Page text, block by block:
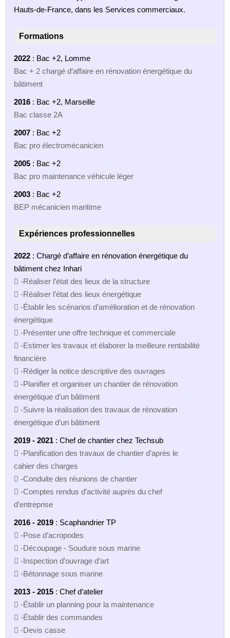
Hauts-de-France, dans les Services commerciaux.
Formations
2022 : Bac +2, Lomme
Bac + 2 chargé d’affaire en rénovation énergétique du
bâtiment
2016 : Bac +2, Marseille
Bac classe 2A
2007 : Bac +2
Bac pro électromécanicien
2005 : Bac +2
Bac pro maintenance véhicule léger
2003 : Bac +2
BEP mécanicien maritime
Expériences professionnelles
2022 : Chargé d’affaire en rénovation énergétique du
bâtiment chez Inhari
 -Réaliser l’état des lieux de la structure
 -Réaliser l’état des lieux énergétique
 -Établir les scénarios d’amélioration et de rénovation
énergétique
 -Présenter une offre technique et commerciale
 -Estimer les travaux et élaborer la meilleure rentabilité
financière
 -Rédiger la notice descriptive des ouvrages
 -Planifier et organiser un chantier de rénovation
énergétique d’un bâtiment
 -Suivre la réalisation des travaux de rénovation
énergétique d’un bâtiment
2019 - 2021 : Chef de chantier chez Techsub
 -Planification des travaux de chantier d’après le
cahier des charges
 -Conduite des réunions de chantier
 -Comptes rendus d’activité auprès du chef
d’entreprise
2016 - 2019 : Scaphandrier TP
 -Pose d’acropodes
 -Découpage - Soudure sous marine
 -Inspection d’ouvrage d’art
 -Bétonnage sous marine
2013 - 2015 : Chef d’atelier
 -Établir un planning pour la maintenance
 -Établir des commandes
 -Devis casse